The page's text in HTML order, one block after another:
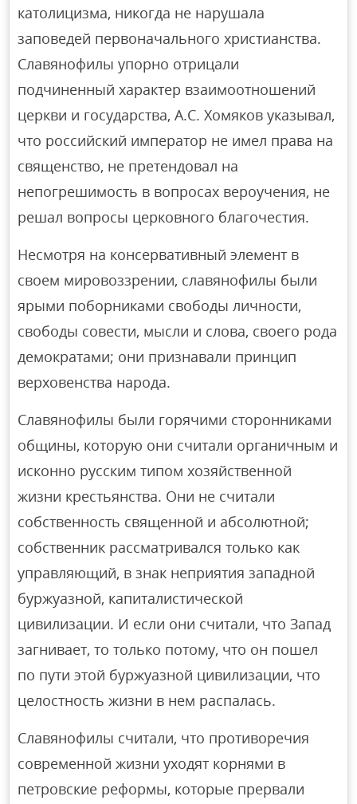
католицизма, никогда не нарушала
заповедей первоначального христианства.
Славянофилы упорно отрицали
подчиненный характер взаимоотношений
церкви и государства, А.С. Хомяков указывал,
что российский император не имел права на
священство, не претендовал на
непогрешимость в вопросах вероучения, не
решал вопросы церковного благочестия.
Несмотря на консервативный элемент в
своем мировоззрении, славянофилы были
ярыми поборниками свободы личности,
свободы совести, мысли и слова, своего рода
демократами; они признавали принцип
верховенства народа.
Славянофилы были горячими сторонниками
общины, которую они считали органичным и
исконно русским типом хозяйственной
жизни крестьянства. Они не считали
собственность священной и абсолютной;
собственник рассматривался только как
управляющий, в знак неприятия западной
буржуазной, капиталистической
цивилизации. И если они считали, что Запад
загнивает, то только потому, что он пошел
по пути этой буржуазной цивилизации, что
целостность жизни в нем распалась.
Славянофилы считали, что противоречия
современной жизни уходят корнями в
петровские реформы, которые прервали